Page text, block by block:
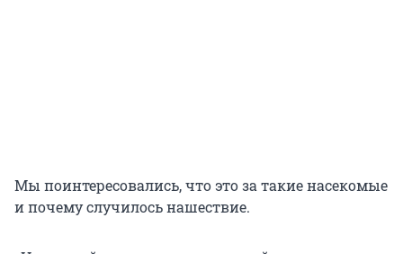
Мы поинтересовались, что это за такие насекомые
и почему случилось нашествие.